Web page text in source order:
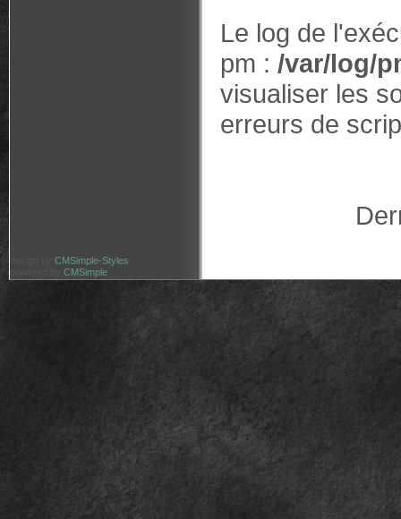
CMSimple
CMSimple-Styles
Le log de
pm : /var/log/
visualiser les
erreurs de